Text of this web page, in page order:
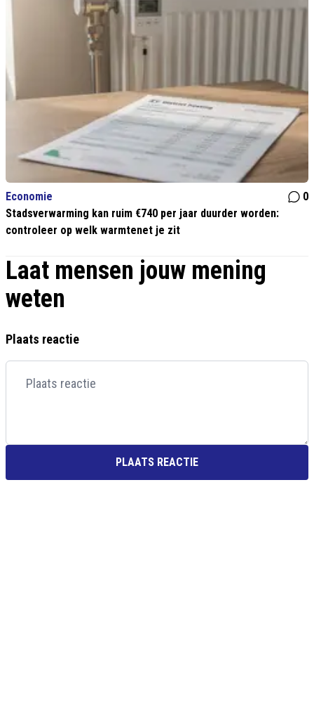
Economie
0
Stadsverwarming kan ruim €740 per jaar duurder worden:
controleer op welk warmtenet je zit
Laat mensen jouw mening
weten
Plaats reactie
PLAATS REACTIE